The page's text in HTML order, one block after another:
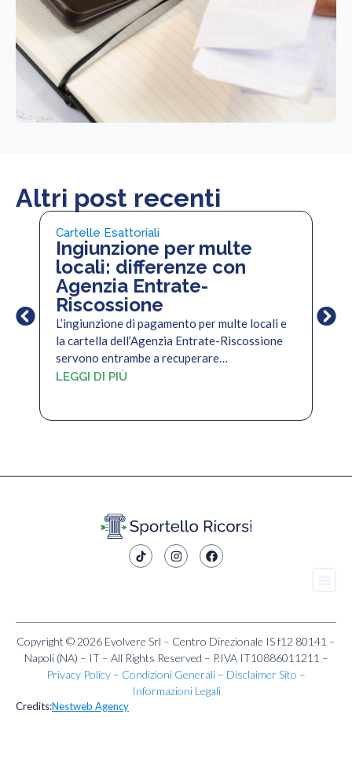
Altri post recenti
Cartelle Esattoriali
Ingiunzione per multe
locali: differenze con
Agenzia Entrate-
Riscossione
L’ingiunzione di pagamento per multe locali e
la cartella dell’Agenzia Entrate-Riscossione
servono entrambe a recuperare…
LEGGI DI PIÙ
Il
per
Copyright © 2026 Evolvere Srl – Centro Direzionale IS f12 80141 –
Napoli (NA) – IT – All Rights Reserved – P.IVA IT10886011211 –
Privacy Policy – Condizioni Generali – Disclaimer Sito –
Informazioni Legali
Credits:Nestweb Agency